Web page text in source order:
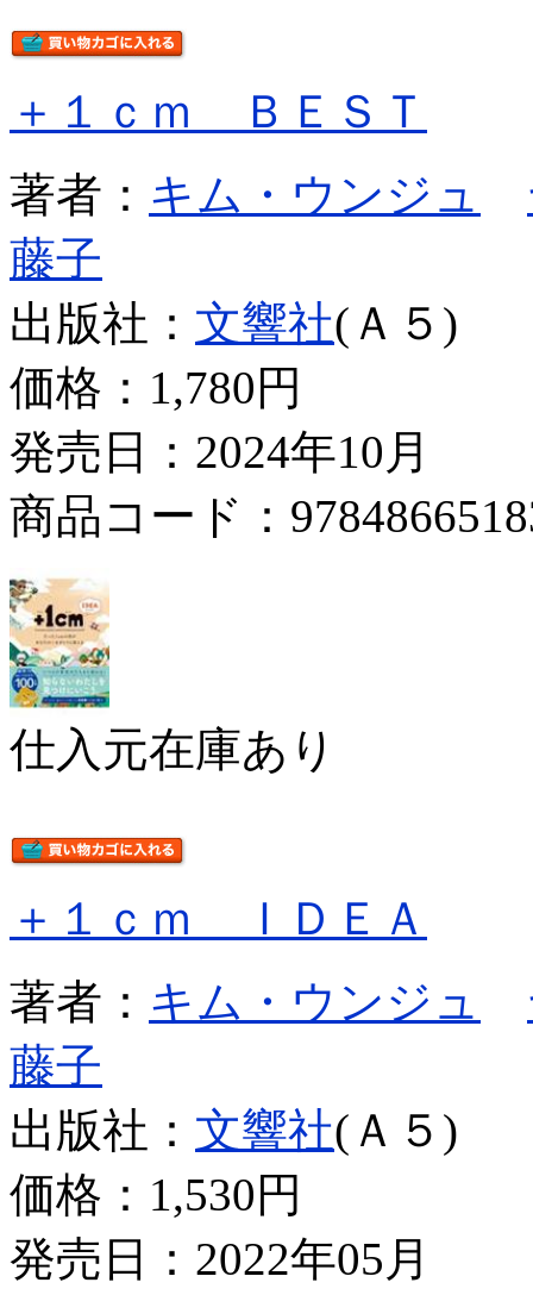
＋１ｃｍ ＢＥＳＴ
著者： キム・ウンジュ
藤子
出版社： 文響社(Ａ５)
価格： 1,780円
発売日：2024年10月
商品コード：
仕入元在庫あり
＋１ｃｍ ＩＤＥＡ
著者： キム・ウンジュ
藤子
出版社： 文響社(Ａ５)
価格： 1,530円
発売日：2022年05月